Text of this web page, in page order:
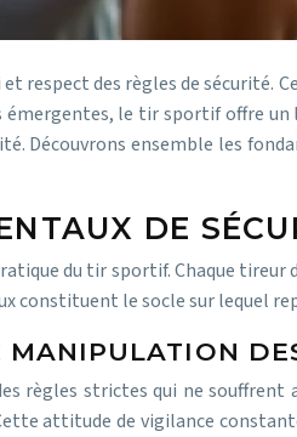
respect des règles de sécurité.
émergentes, le tir sportif offre
Découvrons ensemble les
DE
du tir sportif. Chaque
constituent le socle sur lequel
MANIPULATION
règles strictes qui ne
attitude de vigilance